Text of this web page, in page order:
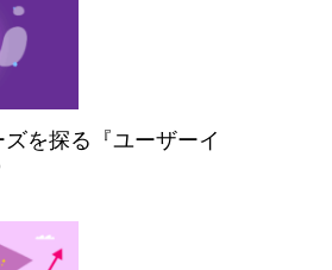
を探る『ユーザーイ